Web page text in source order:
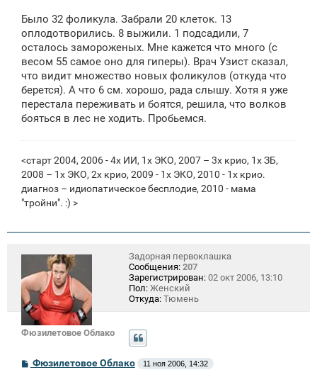
б
щ
н
и
Было 32 фоликула. Забрали 20 клеток. 13
оплодотворились. 8 выжили. 1 подсадили, 7
осталось замороженых. Мне кажется что много (с
весом 55 самое оно для гиперы). Врач Узист сказал,
что видит множество новых фоликулов (откуда что
берется). А что 6 см. хорошо, рада слышу. Хотя я уже
перестала переживать и боятся, решила, что волков
бояться в лес не ходить. Пробьемся.
<старт 2004, 2006 - 4х ИИ, 1х ЭКО, 2007 – 3х крио, 1х ЗБ,
2008 – 1х ЭКО, 2х крио, 2009 - 1x ЭКО, 2010 - 1х крио.
диагноз – идиопатическое бесплодие, 2010 - мама
"тройни". :) >
Фюзилетовое Облако
Задорная первоклашка
Сообщения: 207
Зарегистрирован: 02 окт 2006, 13:10
Пол: Женский
Откуда: Тюмень
СФюзилетовое Облако 11 ноя 2006, 14:32